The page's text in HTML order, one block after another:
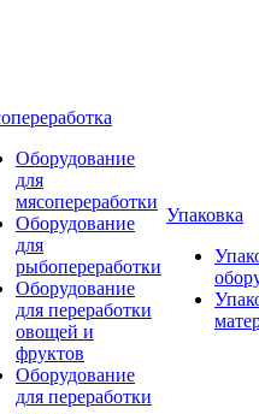
Оборудование
для
мясопереработки
Оборудование
для
рыбопереработки
Оборудование
для переработки
овощей и
фруктов
Оборудование
для переработки
Упаковка